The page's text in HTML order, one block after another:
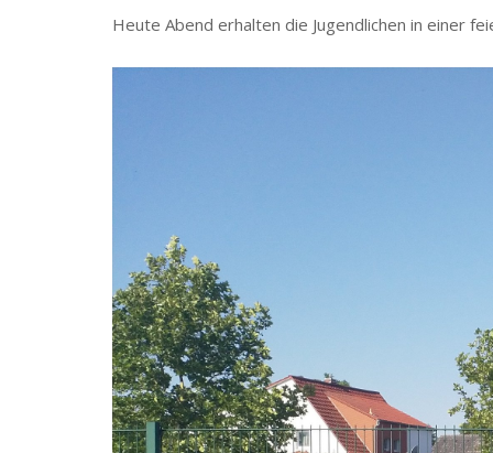
Heute Abend erhalten die Jugendlichen in einer